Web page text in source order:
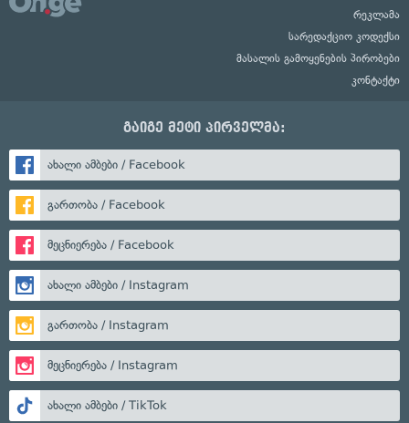
რეკლამა
სარედაქციო კოდექსი
მასალის გამოყენების პირობები
კონტაქტი
გაიგე მეტი პირველმა:
ახალი ამბები / Facebook
გართობა / Facebook
მეცნიერება / Facebook
ახალი ამბები / Instagram
გართობა / Instagram
მეცნიერება / Instagram
ახალი ამბები / TikTok